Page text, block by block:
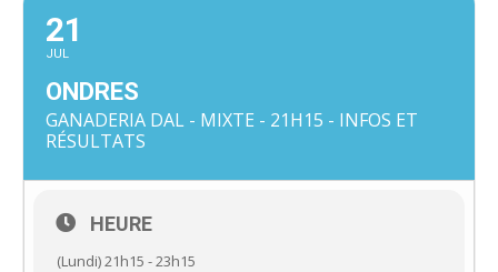
21
JUL
ONDRES
GANADERIA DAL - MIXTE - 21H15 - INFOS ET
RÉSULTATS
HEURE
(Lundi) 21h15 - 23h15